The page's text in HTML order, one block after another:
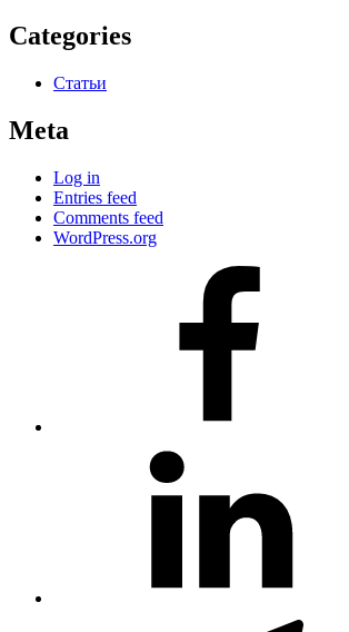
Categories
Статьи
Meta
Log in
Entries feed
Comments feed
WordPress.org